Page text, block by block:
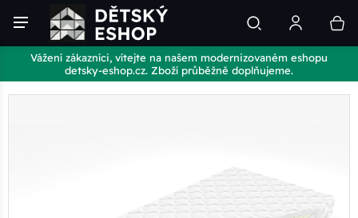
Vážení zákazníci, vítejte na našem modernizovaném eshopu
detsky-eshop.cz. Zboží průběžně doplňujeme.